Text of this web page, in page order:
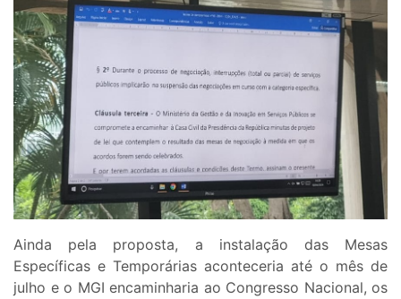
Ainda pela proposta, a instalação das Mesas
Específicas e Temporárias aconteceria até o mês de
julho e o MGI encaminharia ao Congresso Nacional, os